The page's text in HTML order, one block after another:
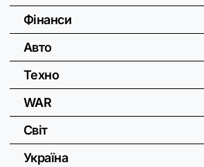
Фінанси
Авто
Техно
WAR
Світ
Україна